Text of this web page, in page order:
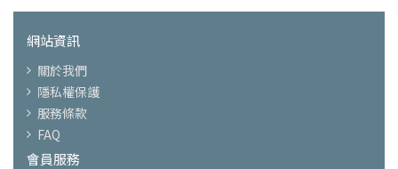
網站資訊
關於我們
隱私權保護
服務條款
FAQ
會員服務